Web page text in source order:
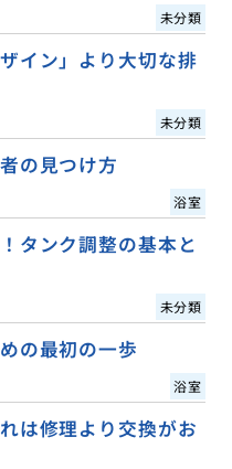
未分類
イン」より大切な排
未分類
の見つけ方
浴室
タンク調整の基本と
未分類
の最初の一歩
浴室
は修理より交換がお